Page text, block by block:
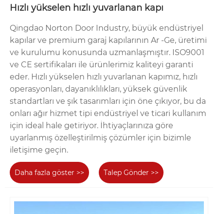
Hızlı yükselen hızlı yuvarlanan kapı
Qingdao Norton Door Industry, büyük endüstriyel
kapılar ve premium garaj kapılarının Ar -Ge, üretimi
ve kurulumu konusunda uzmanlaşmıştır. ISO9001
ve CE sertifikaları ile ürünlerimiz kaliteyi garanti
eder. Hızlı yükselen hızlı yuvarlanan kapımız, hızlı
operasyonları, dayanıklılıkları, yüksek güvenlik
standartları ve şık tasarımları için öne çıkıyor, bu da
onları ağır hizmet tipi endüstriyel ve ticari kullanım
için ideal hale getiriyor. İhtiyaçlarınıza göre
uyarlanmış özelleştirilmiş çözümler için bizimle
iletişime geçin.
Daha fazla göster >> Talep Gönder >>